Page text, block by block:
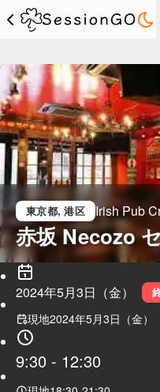
東京都, 港区 Irish Pub
赤坂 Necozo
2024年5月3日（金）
現地2024年5月3日（金）
9:30 - 12:30